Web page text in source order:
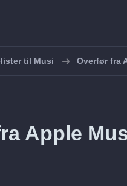
til Musi Overfør fra
Apple